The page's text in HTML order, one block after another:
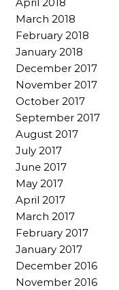
April 2018
March 2018
February 2018
January 2018
December 2017
November 2017
October 2017
September 2017
August 2017
July 2017
June 2017
May 2017
April 2017
March 2017
February 2017
January 2017
December 2016
November 2016